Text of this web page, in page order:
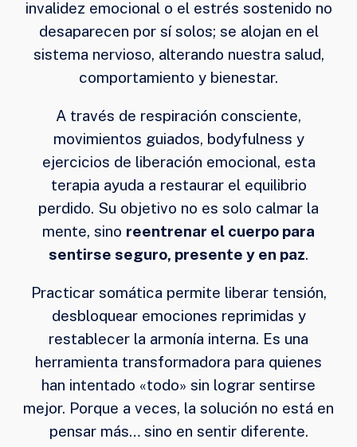
invalidez emocional o el estrés sostenido no
desaparecen por sí solos; se alojan en el
sistema nervioso, alterando nuestra salud,
comportamiento y bienestar.
A través de respiración consciente,
movimientos guiados, bodyfulness y
ejercicios de liberación emocional, esta
terapia ayuda a restaurar el equilibrio
perdido. Su objetivo no es solo calmar la
mente, sino reentrenar el cuerpo para
sentirse seguro, presente y en paz.
Practicar somática permite liberar tensión,
desbloquear emociones reprimidas y
restablecer la armonía interna. Es una
herramienta transformadora para quienes
han intentado «todo» sin lograr sentirse
mejor. Porque a veces, la solución no está en
pensar más… sino en sentir diferente.